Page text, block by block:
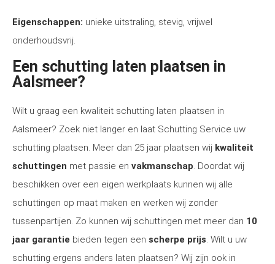
Eigenschappen: unieke uitstraling, stevig, vrijwel
onderhoudsvrij.
Een schutting laten plaatsen in
Aalsmeer?
Wilt u graag een kwaliteit schutting laten plaatsen in
Aalsmeer? Zoek niet langer en laat Schutting Service uw
schutting plaatsen. Meer dan 25 jaar plaatsen wij kwaliteit
schuttingen met passie en vakmanschap. Doordat wij
beschikken over een eigen werkplaats kunnen wij alle
schuttingen op maat maken en werken wij zonder
tussenpartijen. Zo kunnen wij schuttingen met meer dan 10
jaar garantie bieden tegen een scherpe prijs. Wilt u uw
schutting ergens anders laten plaatsen? Wij zijn ook in